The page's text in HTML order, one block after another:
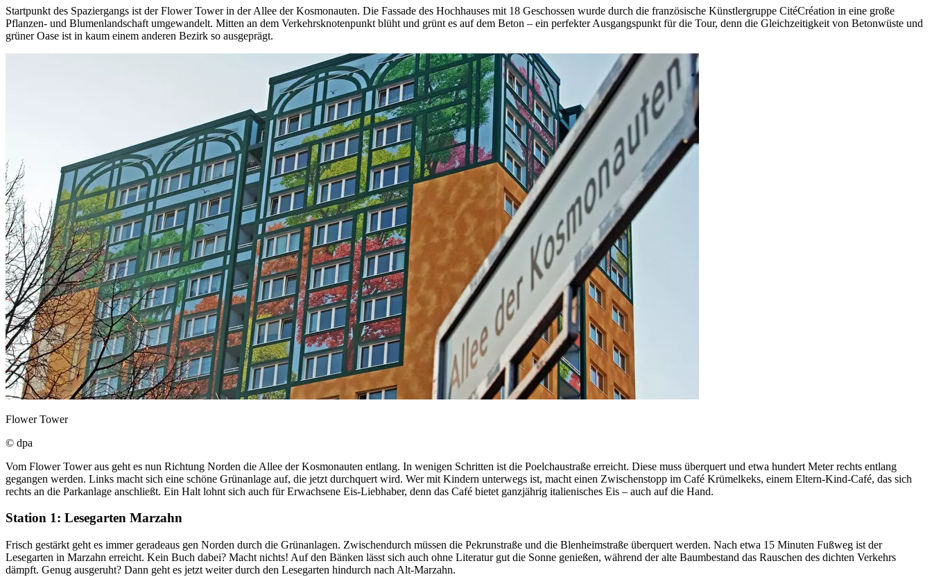
Startpunkt des Spaziergangs ist der Flower Tower in der Allee der Kosmonauten. Die Fassade des Hochhauses mit 18 Geschossen wurde durch die französische Künstlergruppe CitéCréation in eine große
Pflanzen- und Blumenlandschaft umgewandelt. Mitten an dem Verkehrsknotenpunkt blüht und grünt es auf dem Beton – ein perfekter Ausgangspunkt für die Tour, denn die Gleichzeitigkeit von Betonwüste und
grüner Oase ist in kaum einem anderen Bezirk so ausgeprägt.
Flower Tower
© dpa
Vom Flower Tower aus geht es nun Richtung Norden die Allee der Kosmonauten entlang. In wenigen Schritten ist die Poelchaustraße erreicht. Diese muss überquert und etwa hundert Meter rechts entlang
gegangen werden. Links macht sich eine schöne Grünanlage auf, die jetzt durchquert wird. Wer mit Kindern unterwegs ist, macht einen Zwischenstopp im Café Krümelkeks, einem Eltern-Kind-Café, das sich
rechts an die Parkanlage anschließt. Ein Halt lohnt sich auch für Erwachsene Eis-Liebhaber, denn das Café bietet ganzjährig italienisches Eis – auch auf die Hand.
Station 1: Lesegarten Marzahn
Frisch gestärkt geht es immer geradeaus gen Norden durch die Grünanlagen. Zwischendurch müssen die Pekrunstraße und die Blenheimstraße überquert werden. Nach etwa 15 Minuten Fußweg ist der
Lesegarten in Marzahn erreicht. Kein Buch dabei? Macht nichts! Auf den Bänken lässt sich auch ohne Literatur gut die Sonne genießen, während der alte Baumbestand das Rauschen des dichten Verkehrs
dämpft. Genug ausgeruht? Dann geht es jetzt weiter durch den Lesegarten hindurch nach Alt-Marzahn.